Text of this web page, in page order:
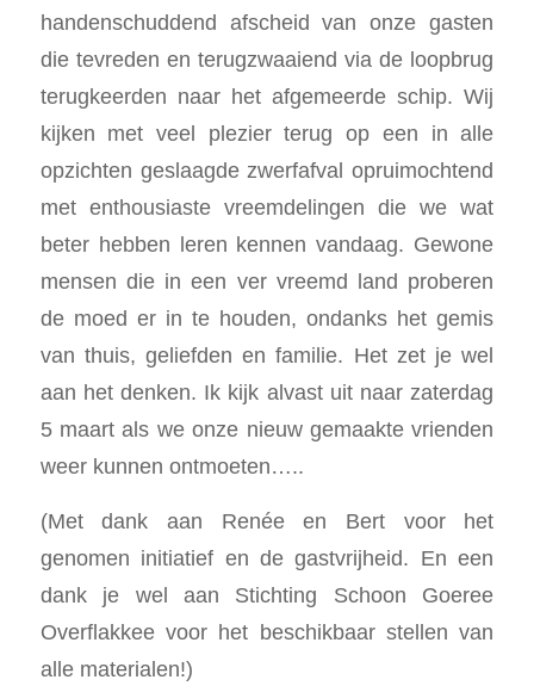
handenschuddend afscheid van onze gasten
die tevreden en terugzwaaiend via de loopbrug
terugkeerden naar het afgemeerde schip. Wij
kijken met veel plezier terug op een in alle
opzichten geslaagde zwerfafval opruimochtend
met enthousiaste vreemdelingen die we wat
beter hebben leren kennen vandaag. Gewone
mensen die in een ver vreemd land proberen
de moed er in te houden, ondanks het gemis
van thuis, geliefden en familie. Het zet je wel
aan het denken. Ik kijk alvast uit naar zaterdag
5 maart als we onze nieuw gemaakte vrienden
weer kunnen ontmoeten…..
(Met dank aan Renée en Bert voor het
genomen initiatief en de gastvrijheid. En een
dank je wel aan Stichting Schoon Goeree
Overflakkee voor het beschikbaar stellen van
alle materialen!)